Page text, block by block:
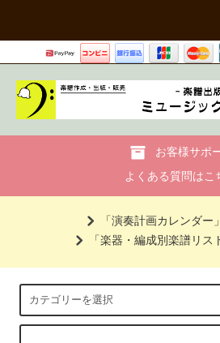
お客様サポ
よくある質問はこ
「演奏計画カレンダー
「楽器・編成別楽譜リス